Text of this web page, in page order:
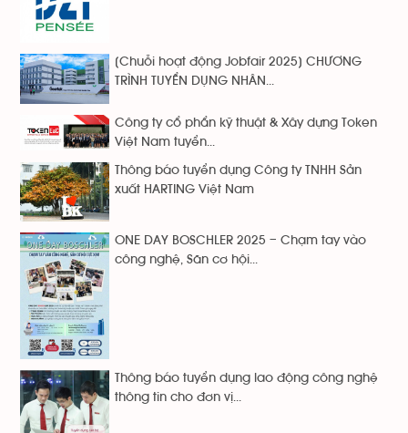
[Chuỗi hoạt động Jobfair 2025] CHƯƠNG
TRÌNH TUYỂN DỤNG NHÂN...
Công ty cổ phẩn kỹ thuật & Xây dựng Token
Việt Nam tuyển...
Thông báo tuyển dụng Công ty TNHH Sản
xuất HARTING Việt Nam
ONE DAY BOSCHLER 2025 – Chạm tay vào
công nghệ, Săn cơ hội...
Thông báo tuyển dụng lao động công nghệ
thông tin cho đơn vị...